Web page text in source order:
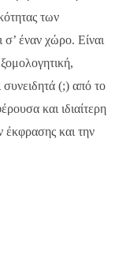
των
έναν χώρο. Είναι
συνειδητά (;) από το
και ιδιαίτερη
και την